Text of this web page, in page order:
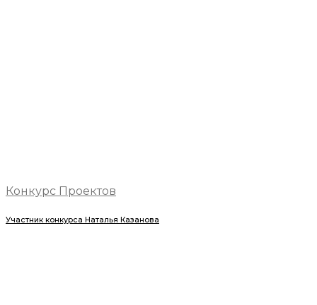
Конкурс Проектов
Участник конкурса Наталья Казанова